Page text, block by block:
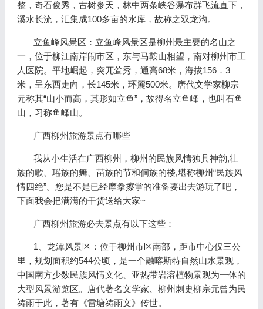
整，奇石俊秀，古树参天，林中两条峡谷瀑布群飞流直下，
溪水长流，汇集成100多亩的水库，故称之双龙沟。
立鱼峰风景区：立鱼峰风景区是柳州最主要的名山之
一，位于柳江南岸闹市区，东与马鞍山相望，南对柳州市工
人医院。平地崛起，突兀耸秀，通高68米，海拔156．3
米，呈东西走向，长145米，环麓500米。唐代文学家柳宗
元称其“山小而高，其形如立鱼”，故得名立鱼峰，也叫石鱼
山，习称鱼峰山。
广西柳州旅游景点有哪些
我从小生活在广西柳州，柳州的民族风情独具神韵,壮
族的歌、瑶族的舞、苗族的节和侗族的楼,堪称柳州“民族风
情四绝”。您是不是已经摩拳擦掌的准备要出去游玩了吧，
下面我会把满满的干货送给大家~
广西柳州旅游必去景点有以下这些：
1、龙潭风景区：位于柳州市区南部，距市中心仅三公
里，规划面积约544公顷，是一个融喀斯特自然山水景观，
中国南方少数民族风情文化、亚热带岩溶植物景观为一体的
大型风景游览区。唐代著名文学家、柳州刺史柳宗元曾为民
祷雨于此，著有《雷塘祷雨文》传世。